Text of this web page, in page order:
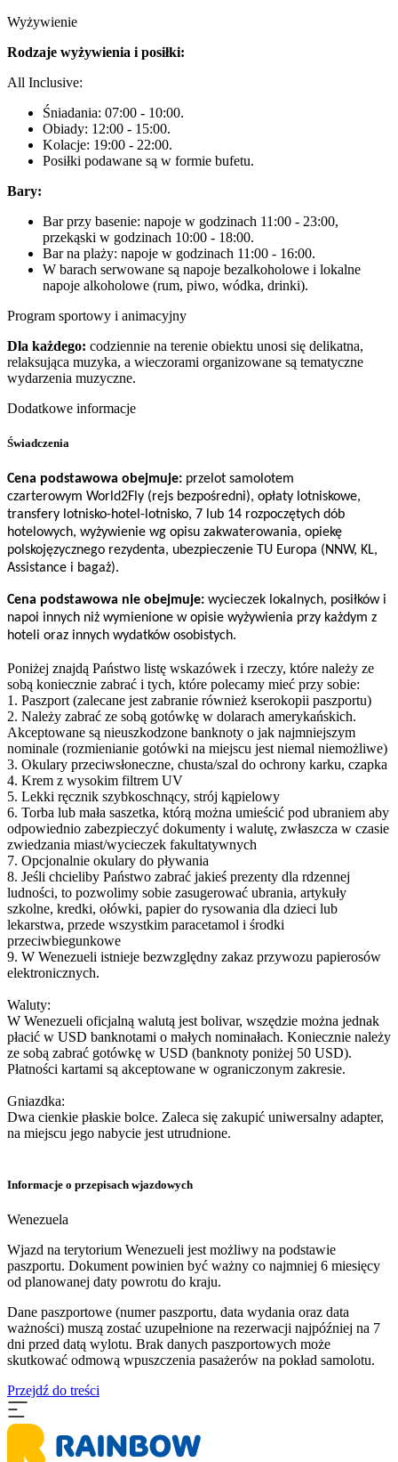
Wyżywienie
Rodzaje wyżywienia i posiłki:
All Inclusive:
Śniadania: 07:00 - 10:00.
Obiady: 12:00 - 15:00.
Kolacje: 19:00 - 22:00.
Posiłki podawane są w formie bufetu.
Bary:
Bar przy basenie: napoje w godzinach 11:00 - 23:00,
przekąski w godzinach 10:00 - 18:00.
Bar na plaży: napoje w godzinach 11:00 - 16:00.
W barach serwowane są napoje bezalkoholowe i lokalne
napoje alkoholowe (rum, piwo, wódka, drinki).
Program sportowy i animacyjny
Dla każdego: codziennie na terenie obiektu unosi się delikatna,
relaksująca muzyka, a wieczorami organizowane są tematyczne
wydarzenia muzyczne.
Dodatkowe informacje
Świadczenia
Cena podstawowa obejmuje: przelot samolotem
czarterowym World2Fly (rejs bezpośredni), opłaty lotniskowe,
transfery lotnisko-hotel-lotnisko, 7 lub 14 rozpoczętych dób
hotelowych, wyżywienie wg opisu zakwaterowania, opiekę
polskojęzycznego rezydenta, ubezpieczenie TU Europa (NNW, KL,
Assistance i bagaż).
Cena podstawowa nie obejmuje: wycieczek lokalnych, posiłków i
napoi innych niż wymienione w opisie wyżywienia przy każdym z
hoteli oraz innych wydatków osobistych.
Poniżej znajdą Państwo listę wskazówek i rzeczy, które należy ze
sobą koniecznie zabrać i tych, które polecamy mieć przy sobie:
1. Paszport (zalecane jest zabranie również kserokopii paszportu)
2. Należy zabrać ze sobą gotówkę w dolarach amerykańskich.
Akceptowane są nieuszkodzone banknoty o jak najmniejszym
nominale (rozmienianie gotówki na miejscu jest niemal niemożliwe)
3. Okulary przeciwsłoneczne, chusta/szal do ochrony karku, czapka
4. Krem z wysokim filtrem UV
5. Lekki ręcznik szybkoschnący, strój kąpielowy
6. Torba lub mała saszetka, którą można umieścić pod ubraniem aby
odpowiednio zabezpieczyć dokumenty i walutę, zwłaszcza w czasie
zwiedzania miast/wycieczek fakultatywnych
7. Opcjonalnie okulary do pływania
8. Jeśli chcieliby Państwo zabrać jakieś prezenty dla rdzennej
ludności, to pozwolimy sobie zasugerować ubrania, artykuły
szkolne, kredki, ołówki, papier do rysowania dla dzieci lub
lekarstwa, przede wszystkim paracetamol i środki
przeciwbiegunkowe
9. W Wenezueli istnieje bezwzględny zakaz przywozu papierosów
elektronicznych.
Waluty:
W Wenezueli oficjalną walutą jest bolivar, wszędzie można jednak
płacić w USD banknotami o małych nominałach. Koniecznie należy
ze sobą zabrać gotówkę w USD (banknoty poniżej 50 USD).
Płatności kartami są akceptowane w ograniczonym zakresie.
Gniazdka:
Dwa cienkie płaskie bolce. Zaleca się zakupić uniwersalny adapter,
na miejscu jego nabycie jest utrudnione.
Informacje o przepisach wjazdowych
Wenezuela
Wjazd na terytorium Wenezueli jest możliwy na podstawie
paszportu. Dokument powinien być ważny co najmniej 6 miesięcy
od planowanej daty powrotu do kraju.
Dane paszportowe (numer paszportu, data wydania oraz data
ważności) muszą zostać uzupełnione na rezerwacji najpóźniej na 7
dni przed datą wylotu. Brak danych paszportowych może
skutkować odmową wpuszczenia pasażerów na pokład samolotu.
Przejdź do treści